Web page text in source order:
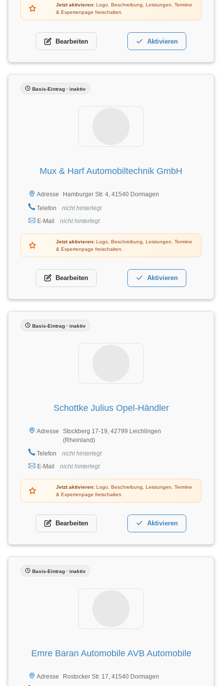
Jetzt aktivieren: Logo, Beschreibung, Leistungen, Termine
& Expertenpage freischalten.
Bearbeiten Aktivieren
Basis-Eintrag · inaktiv
Mux & Harf Automobiltechnik GmbH
Adresse
Hamburger Str. 4, 41540 Dormagen
Telefon
nicht hinterlegt
E-Mail
nicht hinterlegt
Jetzt aktivieren: Logo, Beschreibung, Leistungen, Termine
& Expertenpage freischalten.
Bearbeiten Aktivieren
Basis-Eintrag · inaktiv
Schottke Julius Opel-Händler
Adresse
Stockberg 17-19, 42799 Leichlingen
(Rheinland)
Telefon
nicht hinterlegt
E-Mail
nicht hinterlegt
Jetzt aktivieren: Logo, Beschreibung, Leistungen, Termine
& Expertenpage freischalten.
Bearbeiten Aktivieren
Basis-Eintrag · inaktiv
Emre Baran Automobile AVB Automobile
Adresse
Rostocker Str. 17, 41540 Dormagen